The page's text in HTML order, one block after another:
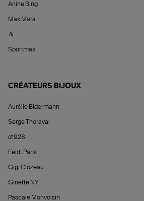
Anine Bing
Max Mara
&
Sportmax
CRÉATEURS BIJOUX
Aurélie Bidermann
Serge Thoraval
d1928
Feidt Paris
Gigi Clozeau
Ginette NY
Pascale Monvoisin